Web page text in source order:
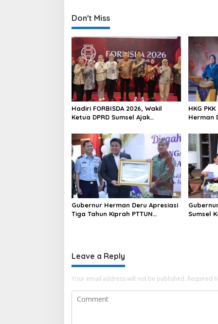
n
a
v
i
g
a
t
i
n
Don't Miss
Hadiri FORBISDA 2026, Wakil
Ketua DPRD Sumsel Ajak
Kekuatan Ekonomi Baru
HKG
Herman
Gubernur Herman Deru Apresiasi
Tiga Tahun Kiprah PTTUN
Sumsel
Leave a Reply
Your email address will not be published. Required